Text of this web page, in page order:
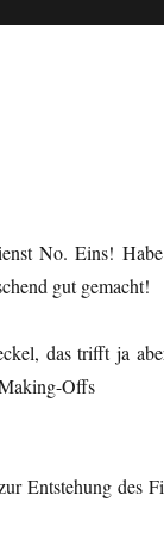
No. Eins! Habe
gut gemacht!
das trifft ja
Offs
Entstehung des